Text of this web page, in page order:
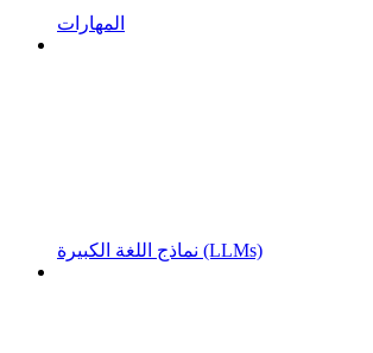
المهارات
نماذج اللغة الكبيرة (LLMs)